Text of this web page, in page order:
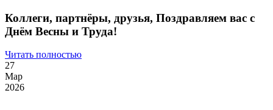
Коллеги, партнёры, друзья, Поздравляем вас с
Днём Весны и Труда!
Читать полностью
27
Мар
2026